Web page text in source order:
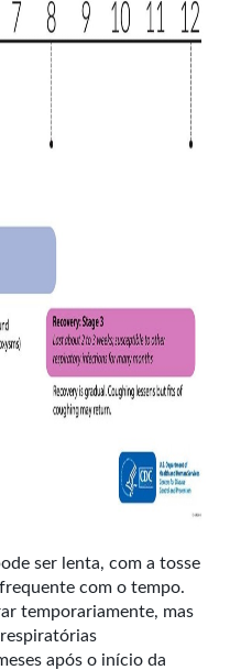
ser lenta, com a tosse
com o tempo.
temporariamente, mas
após o início da